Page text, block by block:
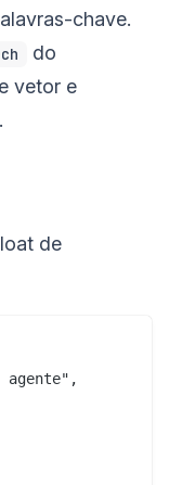
chave.
do
vetor e
de
agente",